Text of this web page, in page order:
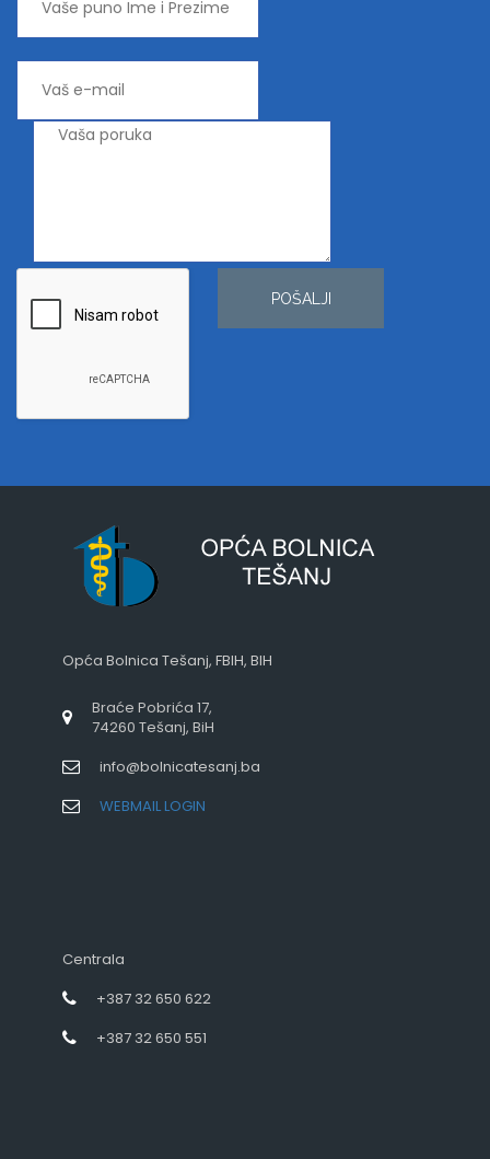
POŠALJI
Opća Bolnica Tešanj, FBIH, BIH
Braće Pobrića 17,
74260 Tešanj, BiH
info@bolnicatesanj.ba
WEBMAIL LOGIN
Centrala
+387 32 650 622
+387 32 650 551